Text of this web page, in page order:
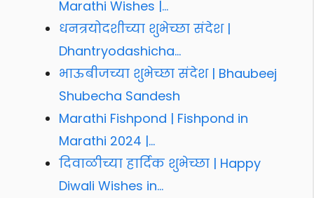
Marathi Wishes |…
धनत्रयोदशीच्या शुभेच्छा संदेश |
Dhantryodashicha…
भाऊबीजच्या शुभेच्छा संदेश | Bhaubeej
Shubecha Sandesh
Marathi Fishpond | Fishpond in
Marathi 2024 |…
दिवाळीच्या हार्दिक शुभेच्छा | Happy
Diwali Wishes in…